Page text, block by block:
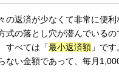
の返済が少なくて非常に便利
式の落とし穴が潜んでいるの
すべては「最小返済額 」です
ない金額であって、毎月